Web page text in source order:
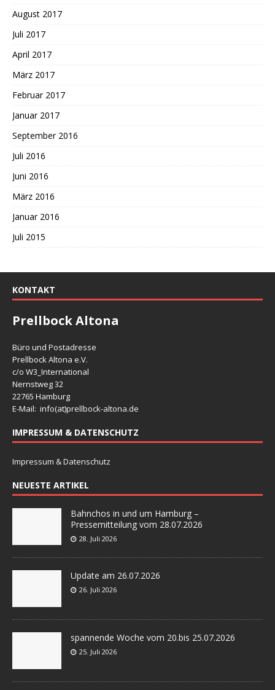
August 2017
Juli 2017
April 2017
März 2017
Februar 2017
Januar 2017
September 2016
Juli 2016
Juni 2016
März 2016
Januar 2016
Juli 2015
KONTAKT
Prellbock Altona
Büro und Postadresse
Prellbock Altona e.V.
c/o W3_International
Nernstweg 32
22765 Hamburg
E-Mail: info(at)prellbock-altona.de
IMPRESSUM & DATENSCHUTZ
Impressum & Datenschutz
NEUESTE ARTIKEL
Bahnchos in und um Hamburg –
Pressemitteilung vom 28.07.2026
28. Juli 2026
Update am 26.07.2026
26. Juli 2026
spannende Woche vom 20.bis 25.07.2026
25. Juli 2026